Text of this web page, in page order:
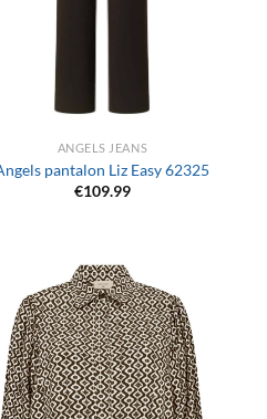
ANGELS JEANS
pantalon Liz Easy 62325
€109.99